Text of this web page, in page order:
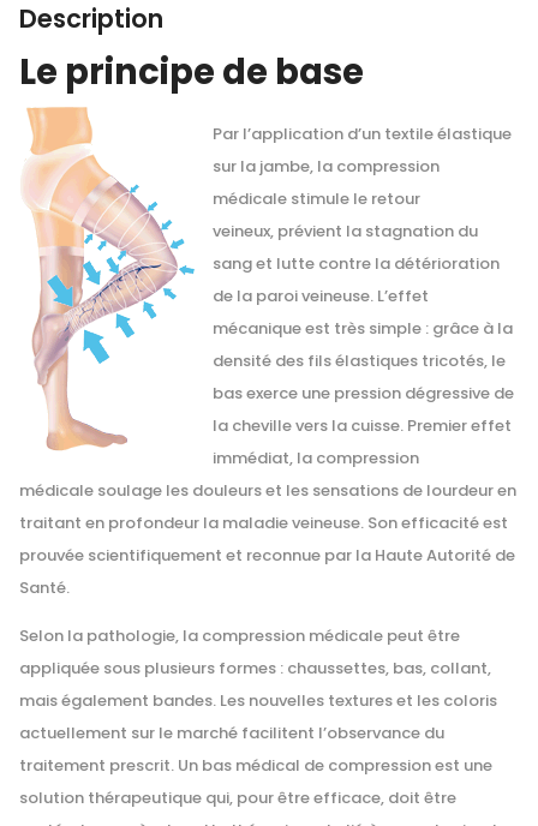
Description
Le principe de base
Par l’application d’un textile élastique
sur la jambe, la compression
médicale stimule le retour
veineux, prévient la stagnation du
sang et lutte contre la détérioration
de la paroi veineuse. L’effet
mécanique est très simple : grâce à la
densité des fils élastiques tricotés, le
bas exerce une pression dégressive de
la cheville vers la cuisse. Premier effet
immédiat, la compression
médicale soulage les douleurs et les sensations de lourdeur en
traitant en profondeur la maladie veineuse. Son efficacité est
prouvée scientifiquement et reconnue par la Haute Autorité de
Santé.
Selon la pathologie, la compression médicale peut être
appliquée sous plusieurs formes : chaussettes, bas, collant,
mais également bandes. Les nouvelles textures et les coloris
actuellement sur le marché facilitent l’observance du
traitement prescrit. Un bas médical de compression est une
solution thérapeutique qui, pour être efficace, doit être